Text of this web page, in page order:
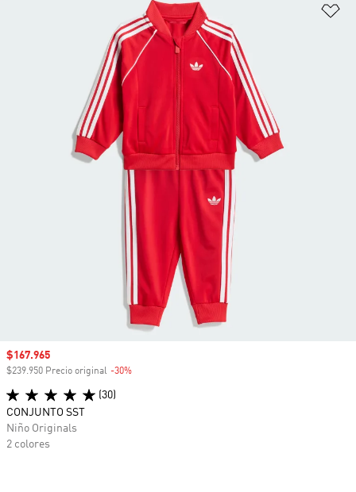
Precio de venta
$167.965
$239.950 Precio original -30%
(30)
CONJUNTO SST
Niño Originals
2 colores